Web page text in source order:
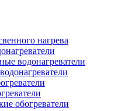
нагрева
водонагреватели
обогреватели